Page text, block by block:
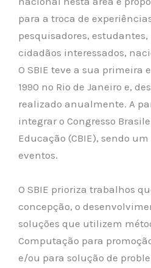
para a troca de
pesquisadores, estudantes,
cidadãos interessados,
O SBIE teve a sua primeira
1990 no Rio de Janeiro e,
realizado anualmente. A
integrar o Congresso
Educação (CBIE), sendo
eventos.
O SBIE prioriza trabalhos
concepção, o
soluções que utilizem
Computação para
e/ou para solução de